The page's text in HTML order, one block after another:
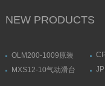
NEW PRODUCTS
OLM200-1009原装
SICK线性测量传感器结
MXS12-10气动滑台